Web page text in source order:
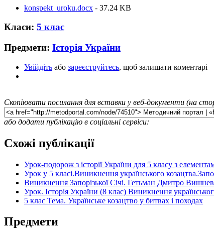
konspekt_uroku.docx - 37.24 KB
Класи: 5 клас
Предмети: Історія України
Увійдіть або зареєструйтесь, щоб залишати коментарі
Скопіювати посилання для вставки у веб-документи (на
або додати публікацію в соціальні сервіси:
Схожі публікації
Урок-подорож з історії України для 5 класу з
Урок у 5 класі.Виникнення українського
Виникнення Запорізької Січі. Гетьман Дмитро
Урок. Історія України (8 клас) Виникнення
5 клас Тема. Українське козацтво у битвах і походах
Предмети